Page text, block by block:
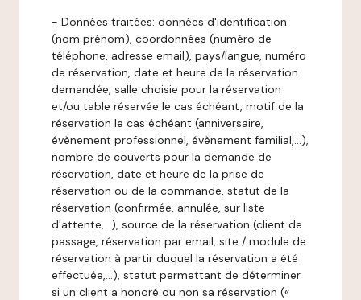
- Données traitées: données d'identification
(nom prénom), coordonnées (numéro de
téléphone, adresse email), pays/langue, numéro
de réservation, date et heure de la réservation
demandée, salle choisie pour la réservation
et/ou table réservée le cas échéant, motif de la
réservation le cas échéant (anniversaire,
évènement professionnel, évènement familial,…),
nombre de couverts pour la demande de
réservation, date et heure de la prise de
réservation ou de la commande, statut de la
réservation (confirmée, annulée, sur liste
d'attente,…), source de la réservation (client de
passage, réservation par email, site / module de
réservation à partir duquel la réservation a été
effectuée,…), statut permettant de déterminer
si un client a honoré ou non sa réservation («